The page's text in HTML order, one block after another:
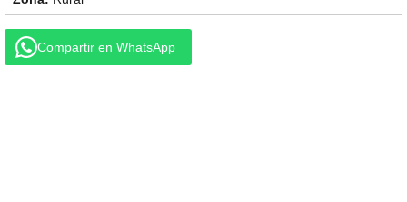
Compartir en WhatsApp